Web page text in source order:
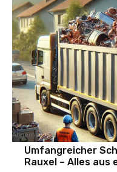
Allgemein
Umfangreicher
Rauxel – Alles aus